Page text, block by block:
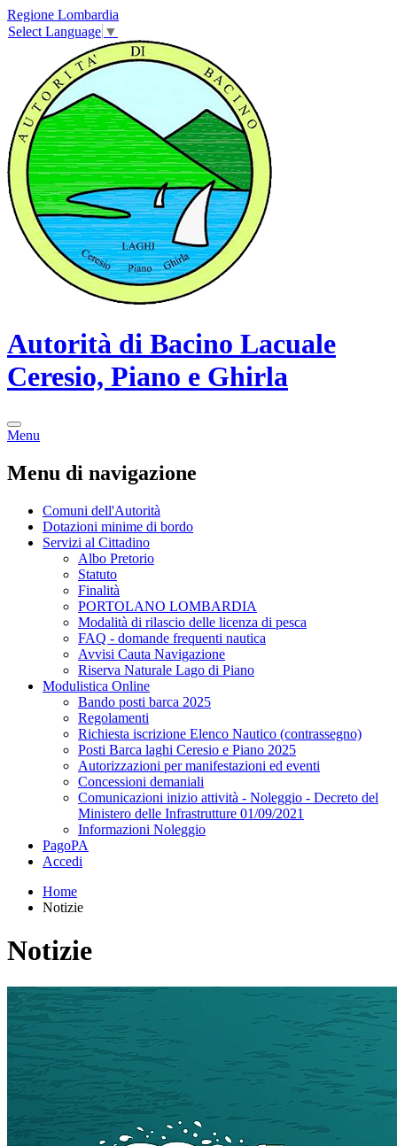
Regione Lombardia
Select Language ▼
Autorità di Bacino Lacuale
Ceresio, Piano e Ghirla
Menu
Menu di navigazione
Comuni dell'Autorità
Dotazioni minime di bordo
Servizi al Cittadino
Albo Pretorio
Statuto
Finalità
PORTOLANO LOMBARDIA
Modalità di rilascio delle licenza di pesca
FAQ - domande frequenti nautica
Avvisi Cauta Navigazione
Riserva Naturale Lago di Piano
Modulistica Online
Bando posti barca 2025
Regolamenti
Richiesta iscrizione Elenco Nautico (contrassegno)
Posti Barca laghi Ceresio e Piano 2025
Autorizzazioni per manifestazioni ed eventi
Concessioni demaniali
Comunicazioni inizio attività - Noleggio - Decreto del
Ministero delle Infrastrutture 01/09/2021
Informazioni Noleggio
PagoPA
Accedi
Home
Notizie
Notizie